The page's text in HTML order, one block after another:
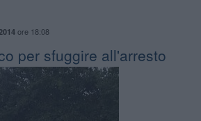
ore 18:08
per sfuggire all'arresto